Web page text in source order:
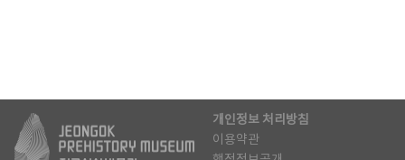
개인정보 처리방침
이용약관